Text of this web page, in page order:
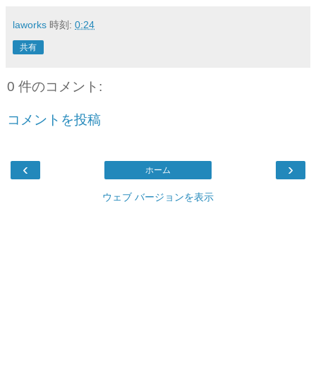
laworks 時刻: 0:24
共有
0 件のコメント:
コメントを投稿
‹ ›
ホーム
ウェブ バージョンを表示